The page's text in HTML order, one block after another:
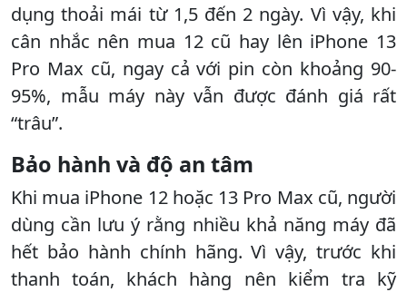
dụng thoải mái từ 1,5 đến 2 ngày. Vì vậy, khi
cân nhắc nên mua 12 cũ hay lên iPhone 13
Pro Max cũ, ngay cả với pin còn khoảng 90-
95%, mẫu máy này vẫn được đánh giá rất
“trâu”.
Bảo hành và độ an tâm
Khi mua iPhone 12 hoặc 13 Pro Max cũ, người
dùng cần lưu ý rằng nhiều khả năng máy đã
hết bảo hành chính hãng. Vì vậy, trước khi
thanh toán, khách hàng nên kiểm tra kỹ